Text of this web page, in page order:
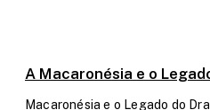
A Macaronésia e o
Macaronésia e o Legado do